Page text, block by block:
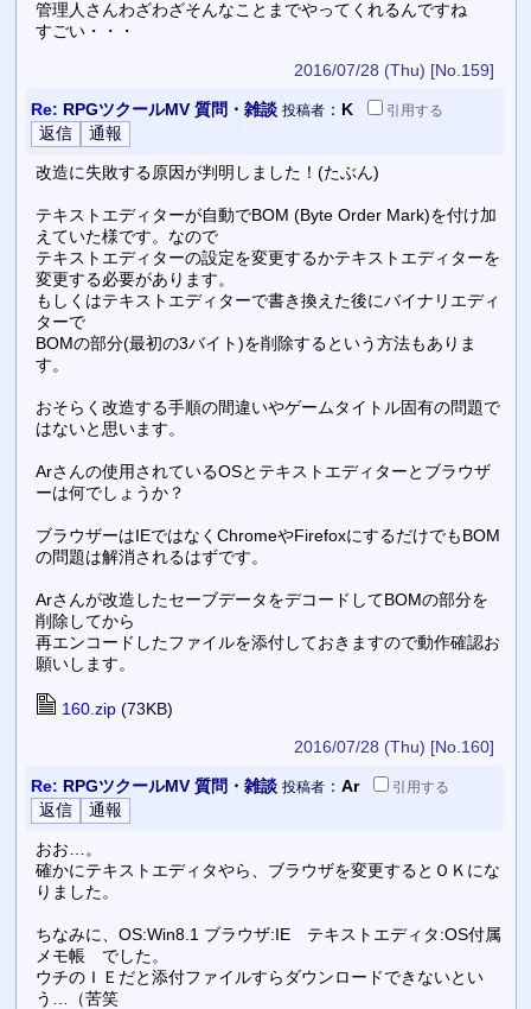
管理人さんわざわざそんなことまでやってくれるんですね
すごい・・・
2016/07/28 (Thu) [No.159]
Re: RPGツクールMV 質問・雑談 投稿者： K 引用する
改造に失敗する原因が判明しました！(たぶん)
テキストエディターが自動でBOM (Byte Order Mark)を付け加
えていた様です。なので
テキストエディターの設定を変更するかテキストエディターを
変更する必要があります。
もしくはテキストエディターで書き換えた後にバイナリエディ
ターで
BOMの部分(最初の3バイト)を削除するという方法もありま
す。
おそらく改造する手順の間違いやゲームタイトル固有の問題で
はないと思います。
Arさんの使用されているOSとテキストエディターとブラウザ
ーは何でしょうか？
ブラウザーはIEではなくChromeやFirefoxにするだけでもBOM
の問題は解消されるはずです。
Arさんが改造したセーブデータをデコードしてBOMの部分を
削除してから
再エンコードしたファイルを添付しておきますので動作確認お
願いします。
160.zip(73KB)
2016/07/28 (Thu) [No.160]
Re: RPGツクールMV 質問・雑談 投稿者： Ar 引用する
おお…。
確かにテキストエディタやら、ブラウザを変更するとＯＫにな
りました。
ちなみに、OS:Win8.1 ブラウザ:IE テキストエディタ:OS付属
メモ帳 でした。
ウチのＩＥだと添付ファイルすらダウンロードできないとい
う…（苦笑